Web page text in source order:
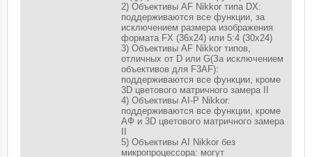
2) Объективы AF Nikkor типа DX:
поддерживаются все функции, за
исключением размера изображения
формата FX (36x24) или 5:4 (30x24)
3) Объективы AF Nikkor типов,
отличных от D или G(За исключением
объективов для F3AF):
поддерживаются все функции, кроме
3D цветового матричного замера II
4) Объективы AI-P Nikkor:
поддерживаются все функции, кроме
АФ и 3D цветового матричного замера
II
5) Объективы AI Nikkor без
микропроцессора: могут